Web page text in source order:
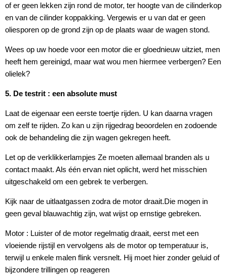
of er geen lekken zijn rond de motor, ter hoogte van de cilinderkop
en van de cilinder koppakking. Vergewis er u van dat er geen
oliesporen op de grond zijn op de plaats waar de wagen stond.
Wees op uw hoede voor een motor die er gloednieuw uitziet, men
heeft hem gereinigd, maar wat wou men hiermee verbergen? Een
olielek?
5. De testrit : een absolute must
Laat de eigenaar een eerste toertje rijden. U kan daarna vragen
om zelf te rijden. Zo kan u zijn rijgedrag beoordelen en zodoende
ook de behandeling die zijn wagen gekregen heeft.
Let op de verklikkerlampjes Ze moeten allemaal branden als u
contact maakt. Als één ervan niet oplicht, werd het misschien
uitgeschakeld om een gebrek te verbergen.
Kijk naar de uitlaatgassen zodra de motor draait.Die mogen in
geen geval blauwachtig zijn, wat wijst op ernstige gebreken.
Motor : Luister of de motor regelmatig draait, eerst met een
vloeiende rijstijl en vervolgens als de motor op temperatuur is,
terwijl u enkele malen flink versnelt. Hij moet hier zonder geluid of
bijzondere trillingen op reageren